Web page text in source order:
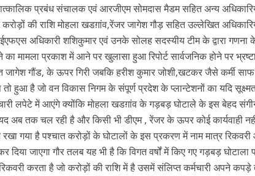
प्रबंध संचालक एवं आरजीएम सोमदास मैडम सहित अन्य
की राशि मोहला खडग़ांव,रेंजर जागेश गौड़ सहित उल्लेखित
अधिकारी शशिकुमार एवं उनके सोलह सदस्यीय टीम के द्वारा गणना
का मामला प्रकाश में आने पर खुलासा हुआ रिपोर्ट सार्वजनिक होने पर
जागेश गौंड, के ऊपर गिरी जबकि हरीश कुमार जोशी,खटकर जैसे कर्मी
हुआ है जो वन विकास निगम के संपूर्ण प्रदेश के प्लान्टेशनों का यदि
लपेटे में आएंगे क्योंकि मोहला खडग़ांव के गड़बड़ घोटाले के इस बेहद
अब तक चल रही है और किसी भी डीएम , रेंजर के ऊपर कोई कार्यवाही
गया है पश्चात करोड़ों के घोटालों के इस प्रकरण में नाम मात्र
दिया जाएगा गौर तलब यह भी है कि विगत वर्षों में किए गए गड़बड़
रिकवरी करता है जो करोड़ों की राशि में है उसमें संलिप्त कर्मचारी अपने